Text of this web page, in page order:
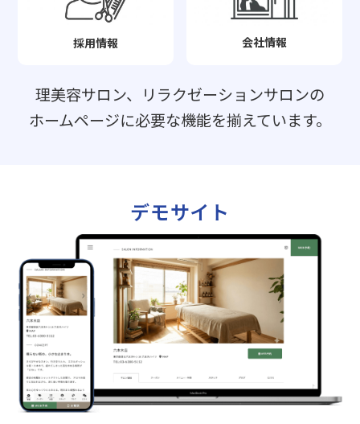
採用情報 会社情報
理美容サロン、リラクゼーションサロンの
ホームページに必要な機能を揃えています。
デモサイト